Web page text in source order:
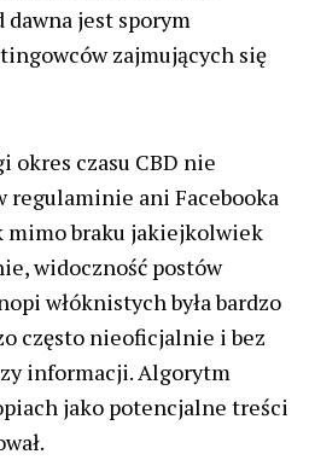
jest sporym
zajmujących się
okres czasu CBD nie
regulaminie ani Facebooka
mimo braku jakiejkolwiek
widoczność postów
włóknistych była bardzo
często nieoficjalnie i bez
informacji. Algorytm
jako potencjalne treści